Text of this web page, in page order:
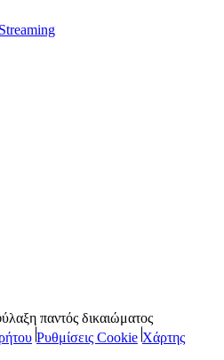
παντός δικαιώματος
Ρυθμίσεις Cookie Χάρτης